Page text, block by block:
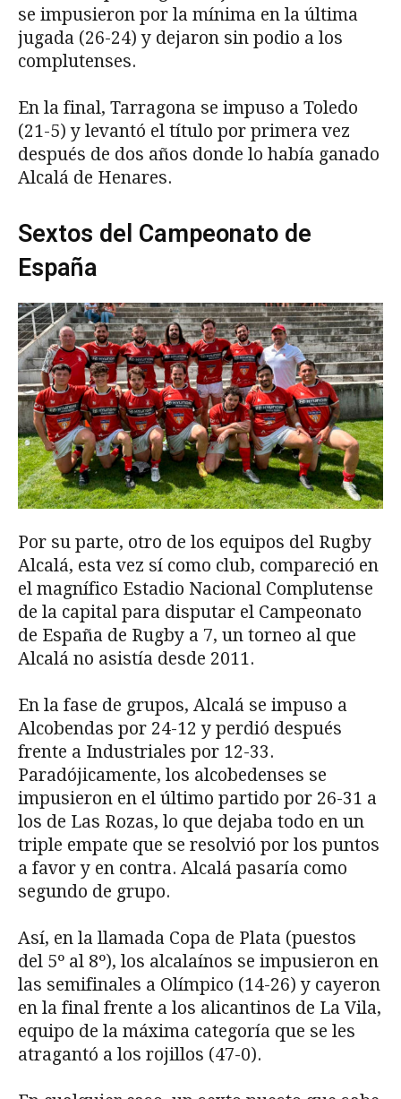
se impusieron por la mínima en la última
jugada (26-24) y dejaron sin podio a los
complutenses.
En la final, Tarragona se impuso a Toledo
(21-5) y levantó el título por primera vez
después de dos años donde lo había ganado
Alcalá de Henares.
Sextos del Campeonato de
España
Por su parte, otro de los equipos del Rugby
Alcalá, esta vez sí como club, compareció en
el magnífico Estadio Nacional Complutense
de la capital para disputar el Campeonato
de España de Rugby a 7, un torneo al que
Alcalá no asistía desde 2011.
En la fase de grupos, Alcalá se impuso a
Alcobendas por 24-12 y perdió después
frente a Industriales por 12-33.
Paradójicamente, los alcobedenses se
impusieron en el último partido por 26-31 a
los de Las Rozas, lo que dejaba todo en un
triple empate que se resolvió por los puntos
a favor y en contra. Alcalá pasaría como
segundo de grupo.
Así, en la llamada Copa de Plata (puestos
del 5º al 8º), los alcalaínos se impusieron en
las semifinales a Olímpico (14-26) y cayeron
en la final frente a los alicantinos de La Vila,
equipo de la máxima categoría que se les
atragantó a los rojillos (47-0).